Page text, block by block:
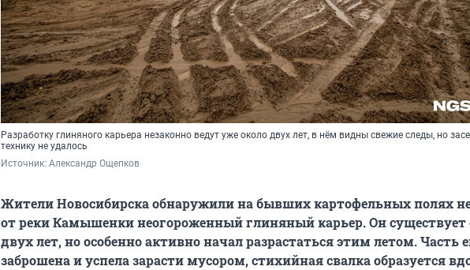
Разработку глиняного карьера незаконно ведут уже около двух лет, в нём видны свежие следы, но
технику не удалось
Источник: Александр Ощепков
Жители Новосибирска обнаружили на бывших картофельных полях
от реки Камышенки неогороженный глиняный карьер. Он существует
двух лет, но особенно активно начал разрастаться этим летом. Часть
заброшена и успела зарасти мусором, стихийная свалка образуется